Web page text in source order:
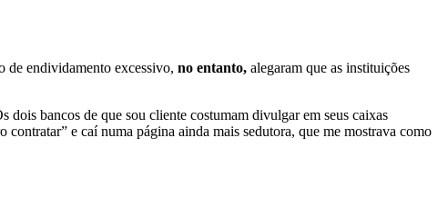
de endividamento excessivo, no entanto, alegaram que as instituições
dois bancos de que sou cliente costumam divulgar em seus caixas
contratar” e caí numa página ainda mais sedutora, que me mostrava como